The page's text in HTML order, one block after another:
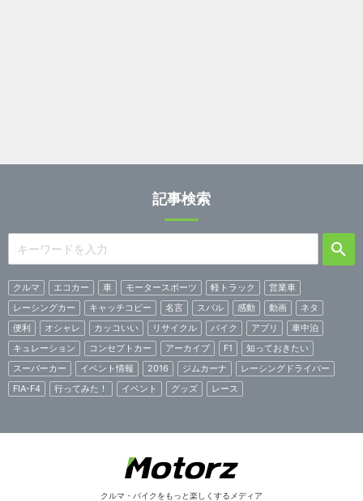
記事検索
クルマ エコカー 車 モータースポーツ 軽トラック
営業車
レーシングカー
キャッチコピー 名言 スバル 感動 動画
ネタ
便利
オシャレ カッコいい リサイクル バイク アプリ
車中泊
キュレーション
コンセプトカー アーカイブ F1
知っておきたい
スーパーカー
イベント情報 2016 ジムカーナ
レーシングドライバー
FIA-F4
行ってみた！ イベント グッズ レース
クルマ・バイクをもっと楽しくするメディア